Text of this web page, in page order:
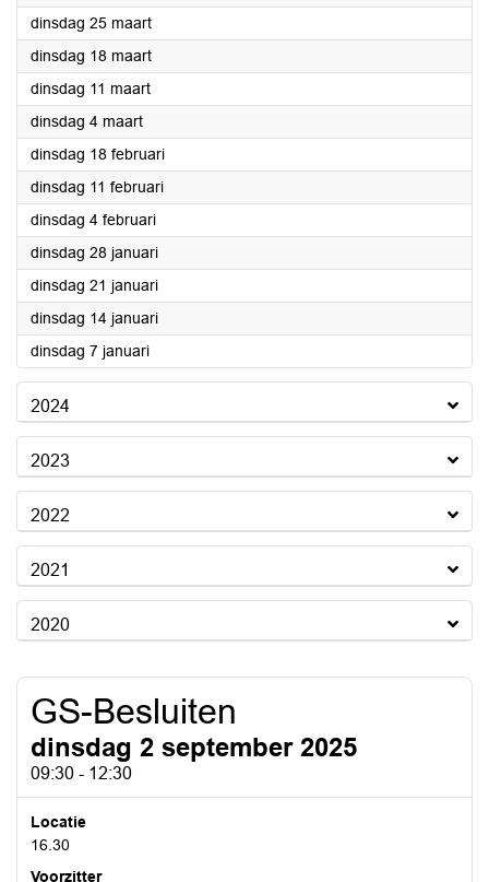
dinsdag 25 maart2025
dinsdag 18 maart2025
dinsdag 11 maart2025
dinsdag 4 maart2025
dinsdag 18 februari2025
dinsdag 11 februari2025
dinsdag 4 februari2025
dinsdag 28 januari2025
dinsdag 21 januari2025
dinsdag 14 januari2025
dinsdag 7 januari2025
2024
2023
2022
2021
2020
GS-Besluiten
dinsdag 2 september 2025
09:30 - 12:30
Locatie
16.30
Voorzitter